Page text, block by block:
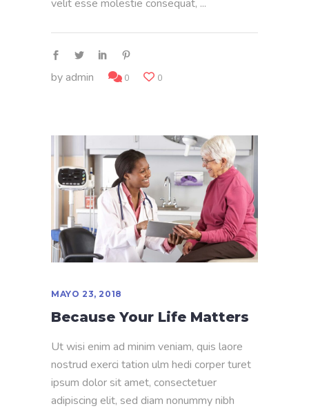
velit esse molestie consequat,
byadmin 0 0
MAYO 23, 2018
Because Your Life Matters
Ut wisi enim ad minim veniam, quis laore
nostrud exerci tation ulm hedi corper turet
ipsum dolor sit amet, consectetuer
adipiscing elit, sed diam nonummy nibh